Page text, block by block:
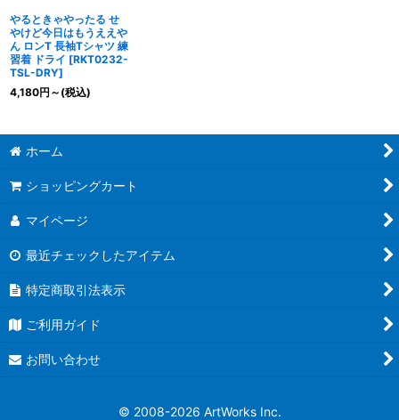
やるときゃやったる せ
やけど今日はもうええや
ん ロンT 長袖Tシャツ 練
習着 ドライ [RKT0232-
TSL-DRY]
4,180円 ～ (税込)
ホーム
ショッピングカート
マイページ
最近チェックしたアイテム
特定商取引法表示
ご利用ガイド
お問い合わせ
© 2008-2026 ArtWorks Inc.